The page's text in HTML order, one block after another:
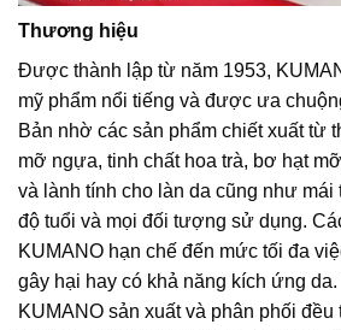
Thương hiệu
Được thành lập từ năm 1953,
mỹ phẩm nổi tiếng và được ưa
Bản nhờ các sản phẩm chiết xuất từ
mỡ ngựa, tinh chất hoa trà, bơ hạt
và lành tính cho làn da cũng như
độ tuổi và mọi đối tượng sử dụng.
KUMANO hạn chế đến mức tối đa
gây hại hay có khả năng kích ứng
KUMANO sản xuất và phân phối